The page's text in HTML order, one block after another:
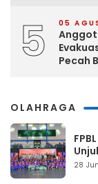
5 05
Pecah
OLAHRAGA
28